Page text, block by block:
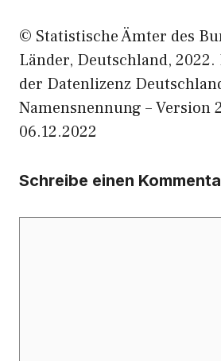
© Statistische Ämter des
Länder, Deutschland,
der Datenlizenz
Namensnennung – Version
06.12.2022
Schreibe einen